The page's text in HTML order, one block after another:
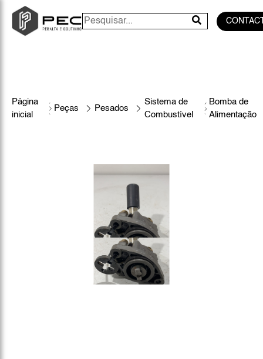
Página
inicial
Peças Pesados
Sistema de
Combustível
Bomba de
Alimentação